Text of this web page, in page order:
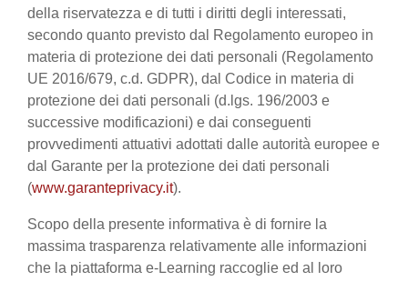
della riservatezza e di tutti i diritti degli interessati,
secondo quanto previsto dal Regolamento europeo in
materia di protezione dei dati personali (Regolamento
UE 2016/679, c.d. GDPR), dal Codice in materia di
protezione dei dati personali (d.lgs. 196/2003 e
successive modificazioni) e dai conseguenti
provvedimenti attuativi adottati dalle autorità europee e
dal Garante per la protezione dei dati personali
(www.garanteprivacy.it).
Scopo della presente informativa è di fornire la
massima trasparenza relativamente alle informazioni
che la piattaforma e-Learning raccoglie ed al loro